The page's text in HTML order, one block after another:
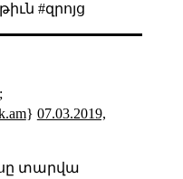
#զրոյց
} 07.03.2019,
տարվա